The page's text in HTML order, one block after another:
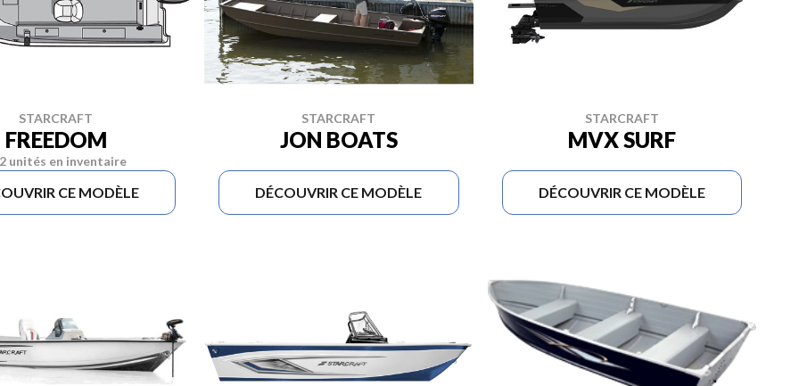
STARCRAFT
FREEDOM
2 unités en inventaire
CE MODÈLE
STARCRAFT
JON BOATS
DÉCOUVRIR CE MODÈLE
STARCRAFT
MVX SURF
DÉCOUVRIR CE MODÈLE